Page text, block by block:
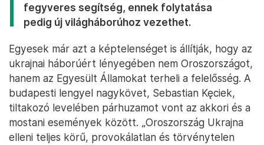
fegyveres segítség, ennek folytatása
pedig új világháborúhoz vezethet.
Egyesek már azt a képtelenséget is állítják, hogy az
ukrajnai háborúért lényegében nem Oroszországot,
hanem az Egyesült Államokat terheli a felelősség. A
budapesti lengyel nagykövet, Sebastian Kęciek,
tiltakozó levelében párhuzamot vont az akkori és a
mostani események között. „Oroszország Ukrajna
elleni teljes körű, provokálatlan és törvénytelen